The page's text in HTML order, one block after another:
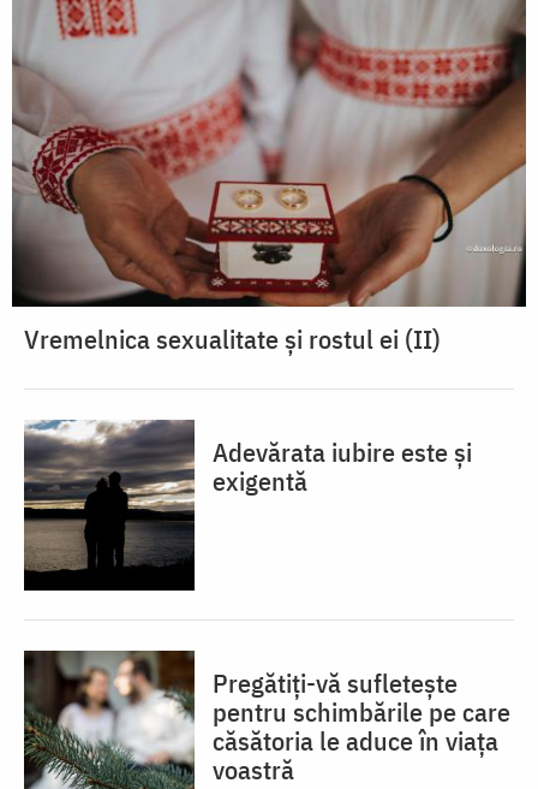
Vremelnica sexualitate și rostul ei (II)
Adevărata iubire este și
exigentă
Pregătiți-vă sufletește
pentru schimbările pe care
căsătoria le aduce în viața
voastră